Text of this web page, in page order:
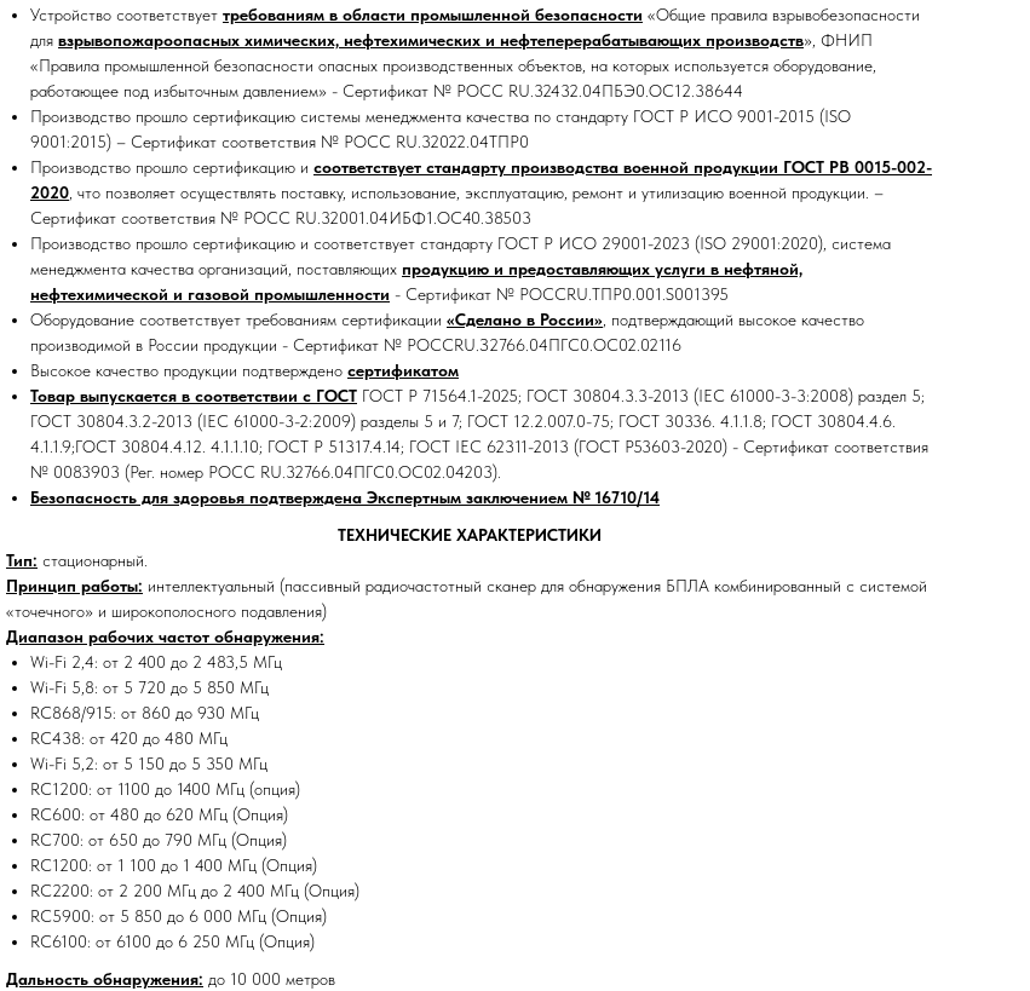
Устройство соответствует требованиям в области промышленной безопасности «Общие правила взрывобезопасности
для взрывопожароопасных химических, нефтехимических и нефтеперерабатывающих производств», ФНИП
«Правила промышленной безопасности опасных производственных объектов, на которых используется оборудование,
работающее под избыточным давлением» - Сертификат № РОСС RU.32432.04ПБЭ0.ОС12.38644
Производство прошло сертификацию системы менеджмента качества по стандарту ГОСТ Р ИСО 9001-2015 (ISO
9001:2015) – Сертификат соответствия № РОСС RU.32022.04ТПР0
Производство прошло сертификацию и соответствует стандарту производства военной продукции ГОСТ РВ 0015-002-
2020, что позволяет осуществлять поставку, использование, эксплуатацию, ремонт и утилизацию военной продукции. –
Сертификат соответствия № РОСС RU.32001.04ИБФ1.ОС40.38503
Производство прошло сертификацию и соответствует стандарту ГОСТ Р ИСО 29001-2023 (ISO 29001:2020), система
менеджмента качества организаций, поставляющих продукцию и предоставляющих услуги в нефтяной,
нефтехимической и газовой промышленности - Сертификат № РОССRU.ТПР0.001.S001395
Оборудование соответствует требованиям сертификации «Сделано в России», подтверждающий высокое качество
производимой в России продукции - Сертификат № РОССRU.З2766.04ПГС0.OC02.02116
Высокое качество продукции подтверждено сертификатом
Товар выпускается в соответствии с ГОСТ ГОСТ Р 71564.1-2025; ГОСТ 30804.3.3-2013 (IEC 61000-3-3:2008) раздел 5;
ГОСТ 30804.3.2-2013 (IEC 61000-3-2:2009) разделы 5 и 7; ГОСТ 12.2.007.0-75; ГОСТ 30336. 4.1.1.8; ГОСТ 30804.4.6.
4.1.1.9;ГОСТ 30804.4.12. 4.1.1.10; ГОСТ Р 51317.4.14; ГОСТ IEC 62311-2013 (ГОСТ Р53603-2020) - Сертификат соответствия
№ 0083903 (Рег. номер РОСС RU.32766.04ПГС0.ОС02.04203).
Безопасность для здоровья подтверждена Экспертным заключением № 16710/14
ТЕХНИЧЕСКИЕ ХАРАКТЕРИСТИКИ
Тип: стационарный.
Принцип работы: интеллектуальный (пассивный радиочастотный сканер для обнаружения БПЛА комбинированный с системой
«точечного» и широкополосного подавления)
Диапазон рабочих частот обнаружения:
Wi-Fi 2,4: от 2 400 до 2 483,5 МГц
Wi-Fi 5,8: от 5 720 до 5 850 МГц
RC868/915: от 860 до 930 МГц
RC438: от 420 до 480 МГц
Wi-Fi 5,2: от 5 150 до 5 350 МГц
RC1200: от 1100 до 1400 МГц (опция)
RC600: от 480 до 620 МГц (Опция)
RC700: от 650 до 790 МГц (Опция)
RC1200: от 1 100 до 1 400 МГц (Опция)
RC2200: от 2 200 МГц до 2 400 МГц (Опция)
RC5900: от 5 850 до 6 000 МГц (Опция)
RC6100: от 6100 до 6 250 МГц (Опция)
Дальность обнаружения: до 10 000 метров